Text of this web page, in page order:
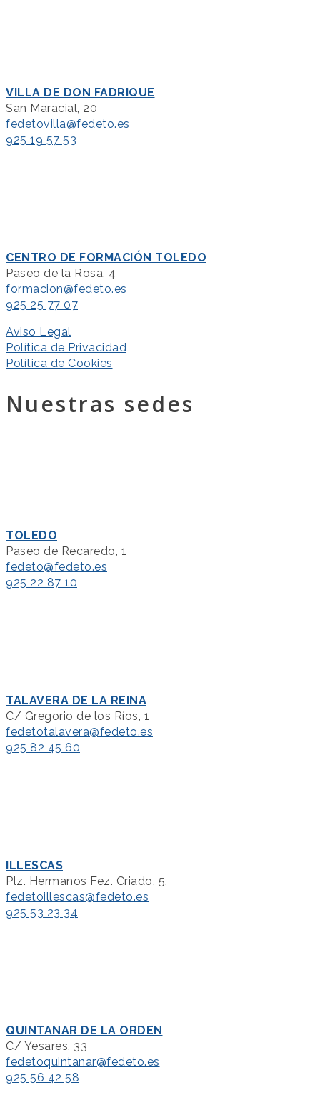
VILLA DE DON FADRIQUE
San Maracial, 20
fedetovilla@fedeto.es
925 19 57 53
CENTRO DE FORMACIÓN TOLEDO
Paseo de la Rosa, 4
formacion@fedeto.es
925 25 77 07
Aviso Legal
Política de Privacidad
Política de Cookies
Nuestras sedes
TOLEDO
Paseo de Recaredo, 1
fedeto@fedeto.es
925 22 87 10
TALAVERA DE LA REINA
C/ Gregorio de los Ríos, 1
fedetotalavera@fedeto.es
925 82 45 60
ILLESCAS
Plz. Hermanos Fez. Criado, 5.
fedetoillescas@fedeto.es
925 53 23 34
QUINTANAR DE LA ORDEN
C/ Yesares, 33
fedetoquintanar@fedeto.es
925 56 42 58